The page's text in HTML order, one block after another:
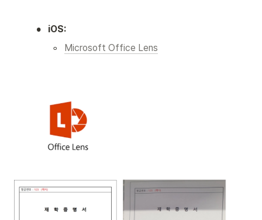
• iOS:
◦ Microsoft Office Lens